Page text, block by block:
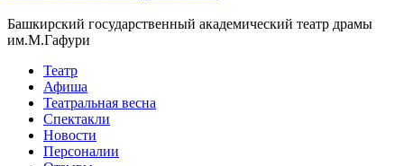
Башкирский государственный академический театр драмы
им.М.Гафури
Театр
Афиша
Театральная весна
Спектакли
Новости
Персоналии